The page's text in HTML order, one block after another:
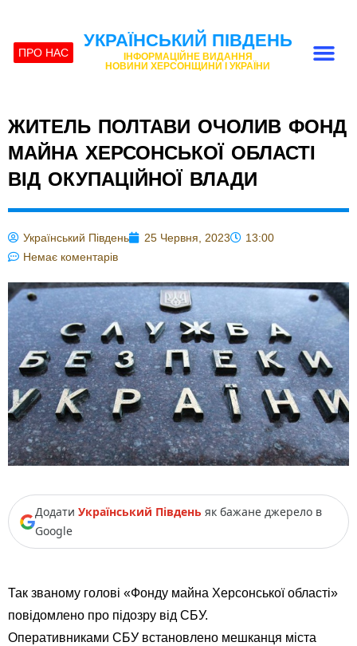
ПРО НАС
УКРАЇНСЬКИЙ ПІВДЕНЬ
ІНФОРМАЦІЙНЕ ВИДАННЯ
НОВИНИ ХЕРСОНЩИНИ І УКРАЇНИ
ЖИТЕЛЬ ПОЛТАВИ ОЧОЛИВ ФОНД
МАЙНА ХЕРСОНСЬКОЇ ОБЛАСТІ
ВІД ОКУПАЦІЙНОЇ ВЛАДИ
Український Південь 25 Червня, 2023
13:00
Немає коментарів
Додати Український Південь як бажане джерело в
Google
Так званому голові «Фонду майна Херсонської області»
повідомлено про підозру від СБУ.
Оперативниками СБУ встановлено мешканця міста